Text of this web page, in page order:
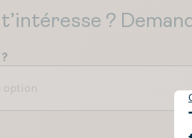
?
option